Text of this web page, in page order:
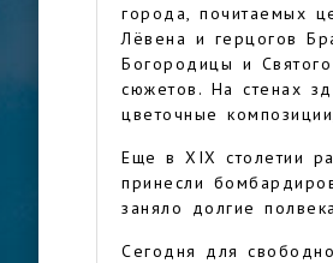
города, почитаемых
Лёвена и герцогов
Богородицы и
сюжетов. На стенах
цветочные
Еще в XIX столетии
принесли
заняло долгие
Сегодня для